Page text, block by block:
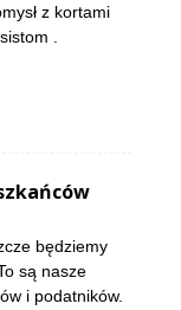
z kortami
.
będziemy
są nasze
i podatników.